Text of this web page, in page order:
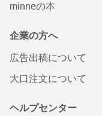
minneの本
企業の方へ
広告出稿について
大口注文について
ヘルプセンター